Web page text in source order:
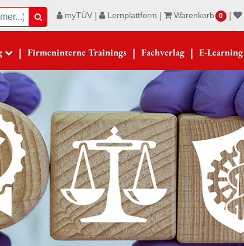
SuchemyTÜV | Lernplattform | Warenkorb 0 |
| Firmeninterne Trainings | Fachverlag | E-Learning